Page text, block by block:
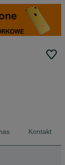
Kontakt